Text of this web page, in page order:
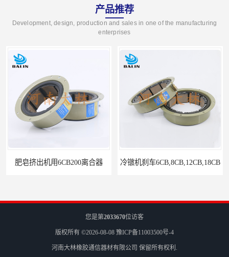
产品推荐
Development, design, production and sales in one of the manufacturing
enterprises
冷镦机刹车6CB,8CB,12CB,18CB Airflex同等6CB200离合器
您是第2033670位访客
版权所有 ©2026-08-08 豫ICP备11003500号-4
河南大林橡胶通信器材有限公司 保留所有权利.